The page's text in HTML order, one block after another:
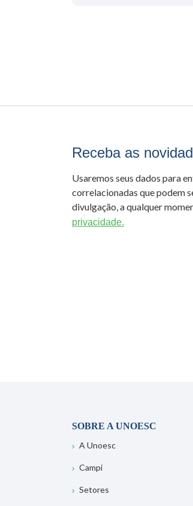
Receba as
Usaremos seus dados para
correlacionadas que podem
divulgação, a qualquer
privacidade.
SOBRE A UNOESC
A Unoesc
Campi
Setores